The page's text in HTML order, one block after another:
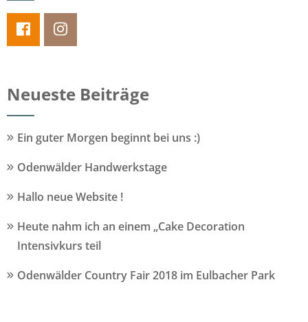
Neueste Beiträge
Ein guter Morgen beginnt bei uns :)
Odenwälder Handwerkstage
Hallo neue Website !
Heute nahm ich an einem „Cake Decoration
Intensivkurs teil
Odenwälder Country Fair 2018 im Eulbacher Park